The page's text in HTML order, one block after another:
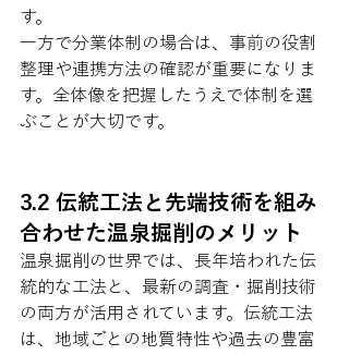
す。
一方で分業体制の場合は、事前の役割
整理や連携方法の確認が重要になりま
す。全体像を把握したうえで体制を選
ぶことが大切です。
3.2 伝統工法と先端技術を組み
合わせた温泉掘削のメリット
温泉掘削の世界では、長年培われた伝
統的な工法と、最新の調査・掘削技術
の両方が活用されています。伝統工法
は、地域ごとの地質特性や過去の豊富